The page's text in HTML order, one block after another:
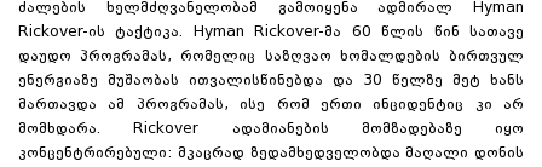
ძალების ხელმძღვანელობამ გამოიყენა ადმირალ Hyman
Rickover-ის ტაქტიკა. Hyman Rickover-მა 60 წლის წინ სათავე
დაუდო პროგრამას, რომელიც საზღვაო ხომალდების ბირთვულ
ენერგიაზე მუშაობას ითვალისწინებდა და 30 წელზე მეტ ხანს
მართავდა ამ პროგრამას, ისე რომ ერთი ინციდენტიც კი არ
მომხდარა. Rickover ადამიანების მომზადებაზე იყო
კონცენტრირებული: მკაცრად ზედამხედველობდა მაღალი დონის